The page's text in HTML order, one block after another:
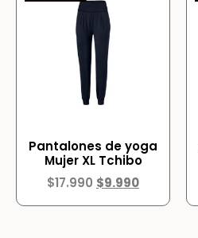
Pantalones de yoga
Mujer XL Tchibo
$17.990 $9.990